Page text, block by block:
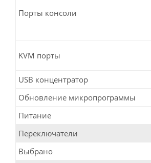
Порты консоли
KVM порты
USB концентратор
Обновление микропрограммы
Питание
Переключатели
Выбрано